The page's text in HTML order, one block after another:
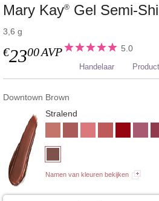
Mary Kay® Gel Semi-
3,6 g
€2300AVP 5.0
Handelaar
Downtown Brown
Stralend
Namen van kleuren bekijken